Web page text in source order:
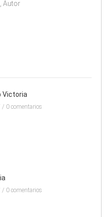
Autor
Victoria
/ 0 comentarios
/ 0 comentarios